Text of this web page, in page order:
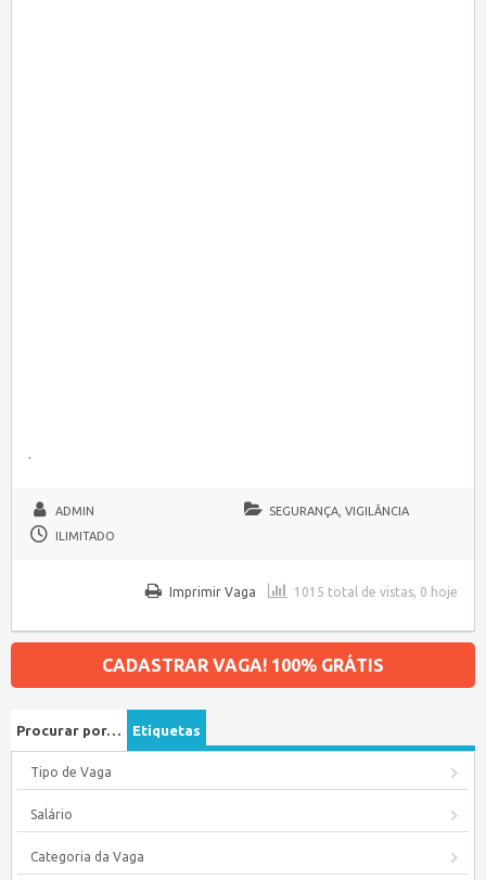
.
ADMIN
SEGURANÇA, VIGILÂNCIA
ILIMITADO
1015 total de vistas, 0 hoje
Imprimir Vaga
CADASTRAR VAGA! 100% GRÁTIS
Procurar por… Etiquetas
Tipo de Vaga
Salário
Categoria da Vaga